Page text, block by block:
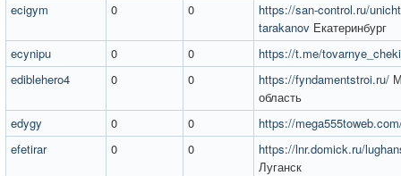
ecigym
0 0
https://san-control.ru/
tarakanov Екатеринбург
ecynipu
0 0
https://t.me/
ediblehero4
0 0 https://fyndamentstroi.ru/
область
edygy
0 0
https://
efetirar
0 0
https://lnr.domick.ru/
Луганск